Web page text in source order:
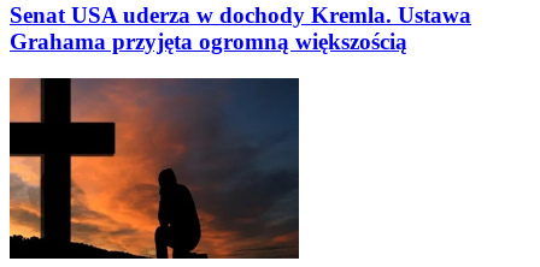
Senat USA uderza w dochody Kremla. Ustawa
Grahama przyjęta ogromną większością